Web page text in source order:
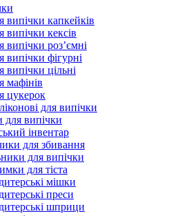
капкейків
кексів
роз’ємні
фігурні
цільні
мафінів
цукерок
для випічки
для випічки
інвентар
для збивання
для випічки
для тіста
мішки
преси
шприци